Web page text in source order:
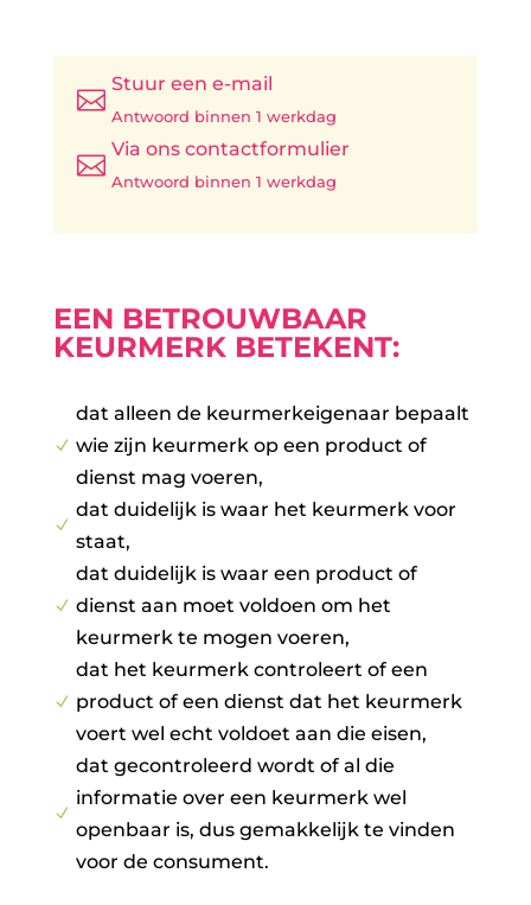

Stuur een e-mail
Antwoord binnen 1 werkdag

Via ons contactformulier
Antwoord binnen 1 werkdag
EEN BETROUWBAAR
KEURMERK BETEKENT:
N
dat alleen de keurmerkeigenaar bepaalt
wie zijn keurmerk op een product of
dienst mag voeren,
N
dat duidelijk is waar het keurmerk voor
staat,
N
dat duidelijk is waar een product of
dienst aan moet voldoen om het
keurmerk te mogen voeren,
N
dat het keurmerk controleert of een
product of een dienst dat het keurmerk
voert wel echt voldoet aan die eisen,
N
dat gecontroleerd wordt of al die
informatie over een keurmerk wel
openbaar is, dus gemakkelijk te vinden
voor de consument.